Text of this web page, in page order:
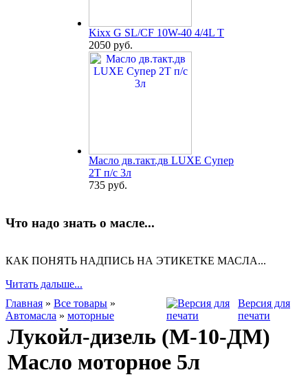
Kixx G SL/CF 10W-40 4/4L T
2050 руб.
Масло дв.такт.дв LUXE Супер
2Т п/с 3л
735 руб.
Что надо знать о масле...
КАК ПОНЯТЬ НАДПИСЬ НА ЭТИКЕТКЕ МАСЛА...
Читать дальше...
Главная » Все товары »
Автомасла » моторные
Версия для
печати
Лукойл-дизель (М-10-ДМ)
Масло моторное 5л